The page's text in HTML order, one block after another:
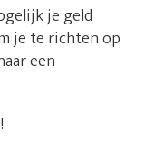
je geld
je te richten op
een
!